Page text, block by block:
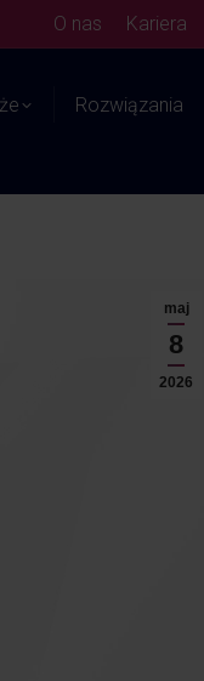
O nas Kariera
Rozwiązania
maj
8
2026